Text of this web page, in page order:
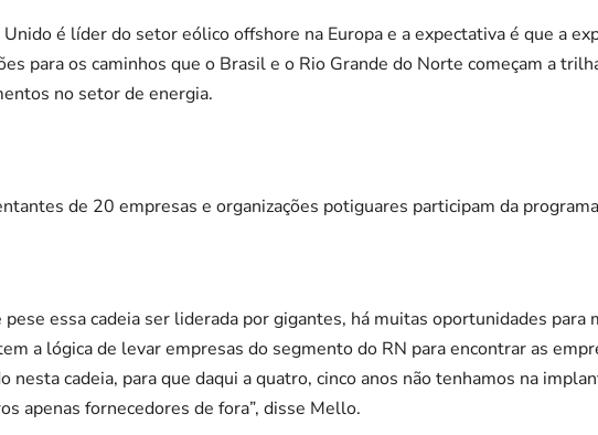
Unido é líder do setor eólico offshore na Europa e a expectativa é que a
para os caminhos que o Brasil e o Rio Grande do Norte começam a
no setor de energia.
de 20 empresas e organizações potiguares participam da
pese essa cadeia ser liderada por gigantes, há muitas oportunidades para
a lógica de levar empresas do segmento do RN para encontrar as
nesta cadeia, para que daqui a quatro, cinco anos não tenhamos na
apenas fornecedores de fora”, disse Mello.